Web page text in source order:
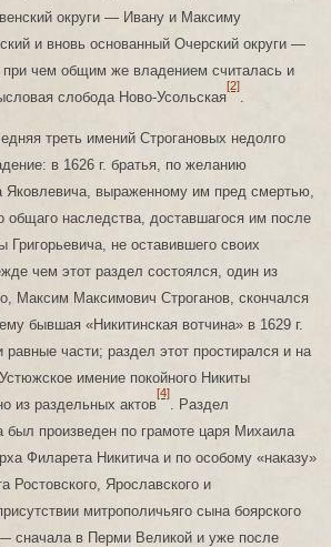
округи — Ивану и Максиму
и вновь основанный Очерский округи —
чем общим же владением считалась и
слобода Ново-Усольская
[2]
треть имений Строгановых недолго
в 1626 г. братья, по желанию
Яковлевича, выраженному им пред смертью,
общаго наследства, доставшагося им после
Григорьевича, не оставившего своих
чем этот раздел состоялся, один из
Максим Максимович Строганов, скончался
бывшая «Никитинская вотчина» в 1629 г.
части; раздел этот простирался и на
имение покойного Никиты
из раздельных актов
[4]
. Раздел
был произведен по грамоте царя Михаила
Филарета Никитича и по особому «наказу»
Ростовского, Ярославского и
митрополичьяго сына боярского
сначала в Перми Великой и уже после